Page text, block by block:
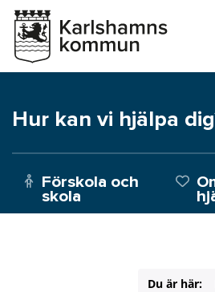
Hur kan vi hjälpa
Förskola och
skola
Du är här: